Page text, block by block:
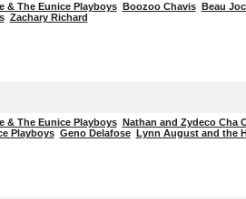
& The Eunice Playboys Boozoo Chavis Beau
Zachary Richard
& The Eunice Playboys Nathan and Zydeco Cha
Playboys Geno Delafose Lynn August and the